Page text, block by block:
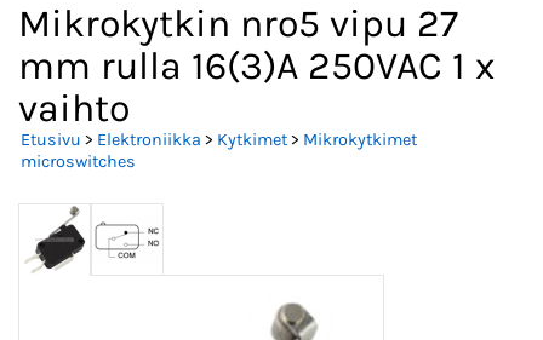
Mikrokytkin nro5 vipu 27
mm rulla 16(3)A 250VAC 1 x
vaihto
Etusivu > Elektroniikka > Kytkimet> Mikrokytkimet
microswitches